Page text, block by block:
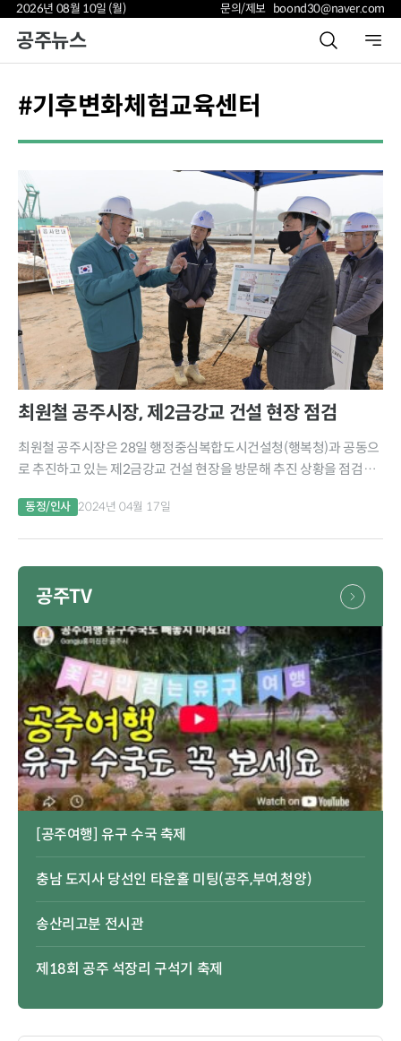
2026년 08월 10일 (월) 문의/제보 boond30@naver.com
공주뉴스
#기후변화체험교육센터
최원철 공주시장, 제2금강교 건설 현장 점검
최원철 공주시장은 28일 행정중심복합도시건설청(행복청)과 공동으
로 추진하고 있는 제2금강교 건설 현장을 방문해 추진 상황을 점검했
관 등과 함께 현장을 찾아 추진 현황을 살펴보고...
동정/인사 2024년 04월 17일
공주TV
[공주여행] 유구 수국 축제
충남 도지사 당선인 타운홀 미팅(공주,부여,청양)
송산리고분 전시관
제18회 공주 석장리 구석기 축제